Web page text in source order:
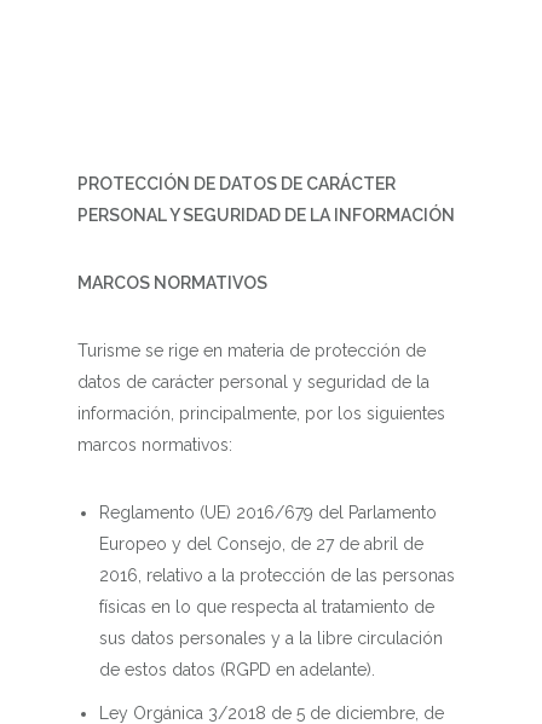
PROTECCIÓN DE DATOS DE CARÁCTER
PERSONAL Y SEGURIDAD DE LA INFORMACIÓN
MARCOS NORMATIVOS
Turisme se rige en materia de protección de
datos de carácter personal y seguridad de la
información, principalmente, por los siguientes
marcos normativos:
Reglamento (UE) 2016/679 del Parlamento
Europeo y del Consejo, de 27 de abril de
2016, relativo a la protección de las personas
físicas en lo que respecta al tratamiento de
sus datos personales y a la libre circulación
de estos datos (RGPD en adelante).
Ley Orgánica 3/2018 de 5 de diciembre, de